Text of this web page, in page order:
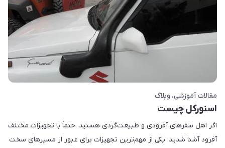
مقالات آموزشی وبلاگ
اسنورکل چیست
اگر اهل سفرهای آفرودی و طبیعت‌گردی هستید، حتماً با تجهیزات مختلف
آفرود آشنا شدید. یکی از مهم‌ترین تجهیزات برای عبور از مسیرهای سخت